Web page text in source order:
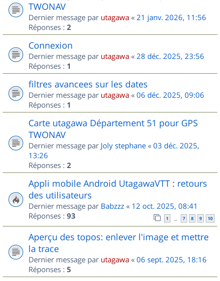
TWONAV
Dernier message par utagawa « 21 janv. 2026, 11:56
Réponses : 2
Connexion
Dernier message par utagawa « 28 déc. 2025, 23:56
Réponses : 1
filtres avancees sur les dates
Dernier message par utagawa « 06 déc. 2025, 09:06
Réponses : 1
Carte utagawa Département 51 pour GPS
TWONAV
Dernier message par Joly stephane « 03 déc. 2025,
13:26
Réponses : 2
Appli mobile Android UtagawaVTT : retours
des utilisateurs
Dernier message par Babzzz « 12 oct. 2025, 08:41
Réponses : 93 1 … 7 8 9 10
Aperçu des topos: enlever l'image et mettre
la trace
Dernier message par utagawa « 06 sept. 2025, 18:16
Réponses : 5